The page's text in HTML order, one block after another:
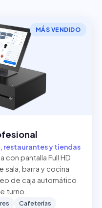
MÁS VENDIDO
restaurantes y tiendas
con pantalla Full HD
sala, barra y cocina
de caja automático
turno.
Cafeterías